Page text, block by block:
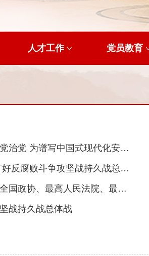
人才工作 党员教育
国式现代化安徽篇章提供坚强保障
腐败斗争攻坚战持久战总体战
央书记处工作报告 中共中央总书记习近平主持会议
战持久战总体战